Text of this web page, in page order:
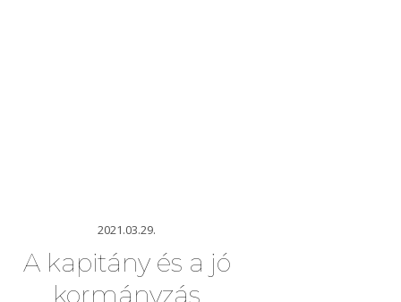
2021.03.29.
A kapitány és a jó
kormányzás